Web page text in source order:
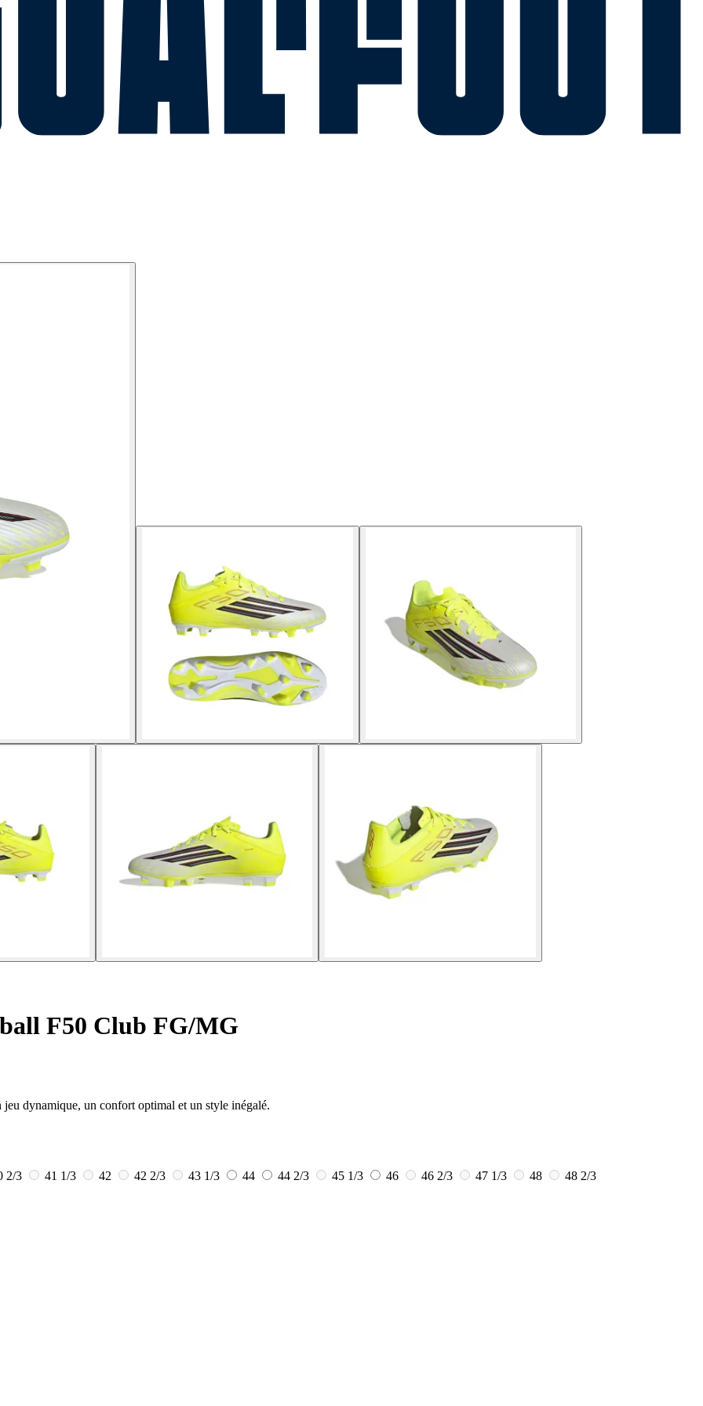
F50 Club FG/MG
dynamique, un confort optimal et un style inégalé.
2/3 41 1/3 42 42 2/3 43 1/3 44 44 2/3 45 1/3 46 46 2/3 47 1/3 48 48 2/3